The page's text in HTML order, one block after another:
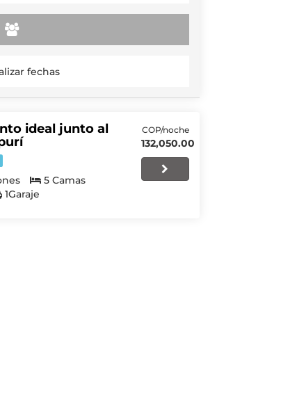
fechas
ideal junto al
5 Camas
1Garaje
COP/noche
132,050.00